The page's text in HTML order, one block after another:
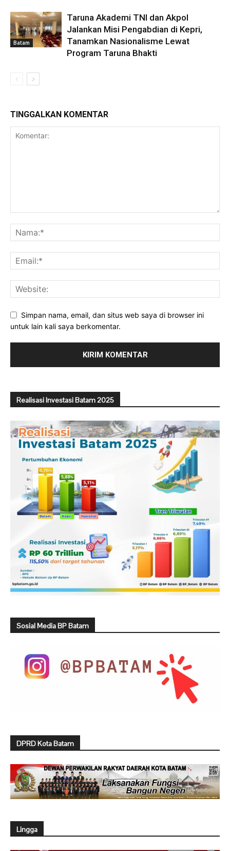
Batam
Taruna Akademi TNI dan Akpol
Jalankan Misi Pengabdian di Kepri,
Tanamkan Nasionalisme Lewat
Program Taruna Bhakti
TINGGALKAN KOMENTAR
Simpan nama, email, dan situs web saya di browser ini
untuk lain kali saya berkomentar.
Realisasi Investasi Batam 2025
Sosial Media BP Batam
DPRD Kota Batam
Lingga